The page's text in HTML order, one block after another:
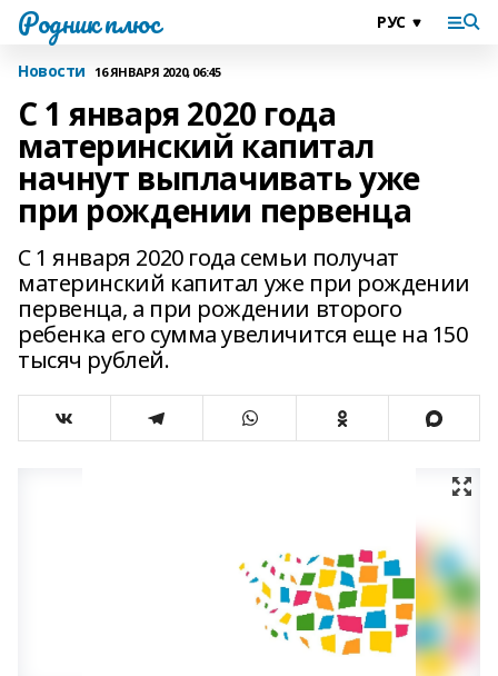
Родник плюс
Новости 16 ЯНВАРЯ 2020, 06:45
С 1 января 2020 года
материнский капитал
начнут выплачивать уже
при рождении первенца
С 1 января 2020 года семьи получат
материнский капитал уже при рождении
первенца, а при рождении второго
ребенка его сумма увеличится еще на 150
тысяч рублей.